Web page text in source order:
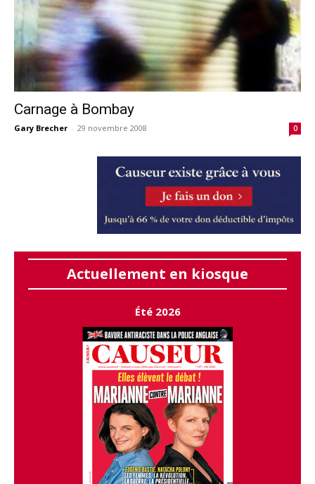
Carnage à Bombay
Gary Brecher - 29 novembre 2008 0
Actuellement en kiosque
Été 2026